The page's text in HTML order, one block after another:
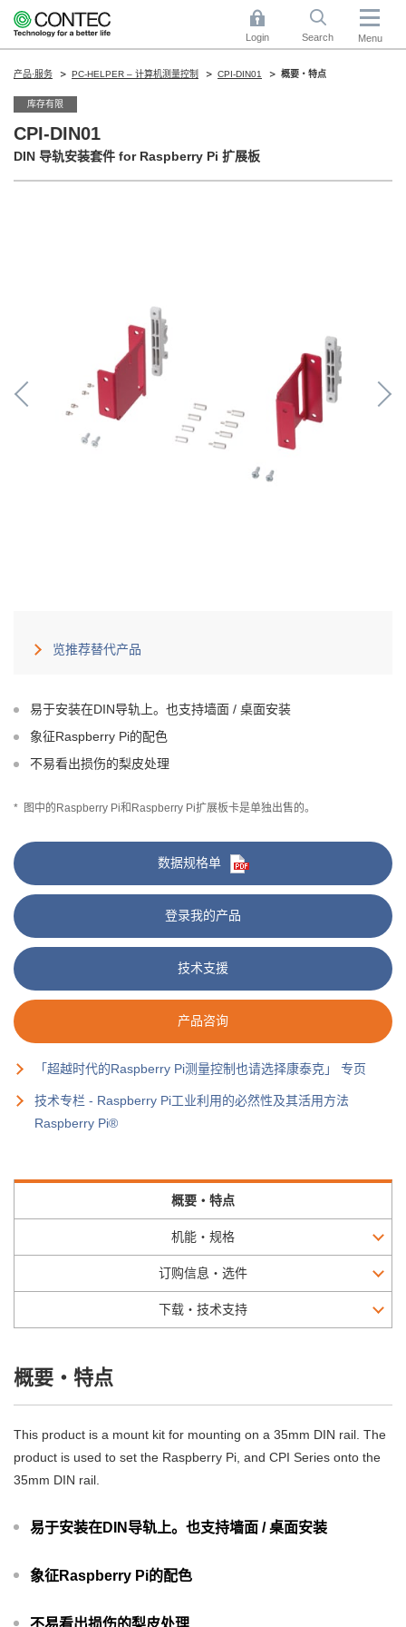
Login Search Menu
产品·服务 PC-HELPER – 计算机测量控制 CPI-DIN01 概要・特点
CPI-DIN01
DIN 导轨安装套件 for Raspberry Pi 扩展板
库存有限
览推荐替代产品
易于安装在DIN导轨上。也支持墙面 / 桌面安装
象征Raspberry Pi的配色
不易看出损伤的梨皮处理
* 图中的Raspberry Pi和Raspberry Pi扩展板卡是单独出售的。
数据规格单
登录我的产品
技术支援
产品咨询
「超越时代的Raspberry Pi测量控制也请选择康泰克」 专页
技术专栏 - Raspberry Pi工业利用的必然性及其活用方法
Raspberry Pi®
概要・特点
机能・规格
订购信息・选件
下载・技术支持
概要・特点
This product is a mount kit for mounting on a 35mm DIN rail. The
product is used to set the Raspberry Pi, and CPI Series onto the
35mm DIN rail.
易于安装在DIN导轨上。也支持墙面 / 桌面安装
象征Raspberry Pi的配色
不易看出损伤的梨皮处理